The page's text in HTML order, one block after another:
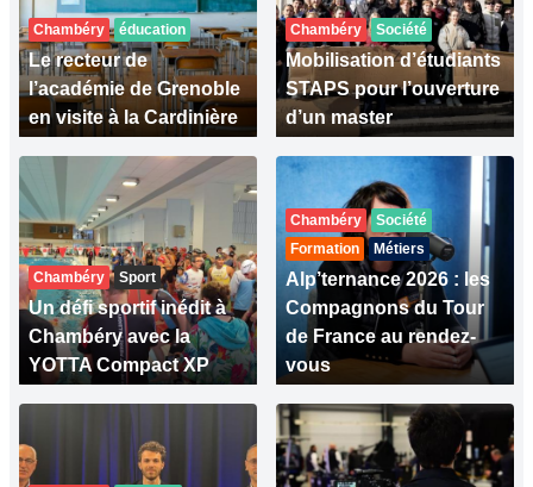
Chambéry éducation
Le recteur de
l’académie de Grenoble
en visite à la Cardinière
Chambéry Société
Mobilisation d’étudiants
STAPS pour l’ouverture
d’un master
Chambéry Sport
Un défi sportif inédit à
Chambéry avec la
YOTTA Compact XP
Chambéry
Société
Formation
Métiers
Alp’ternance 2026 : les
Compagnons du Tour
de France au rendez-
vous